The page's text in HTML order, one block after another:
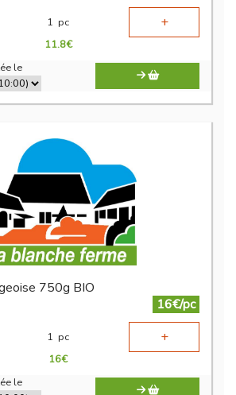
1 pc +
11.8€
le
750g BIO
16€/pc
1 pc +
16€
le